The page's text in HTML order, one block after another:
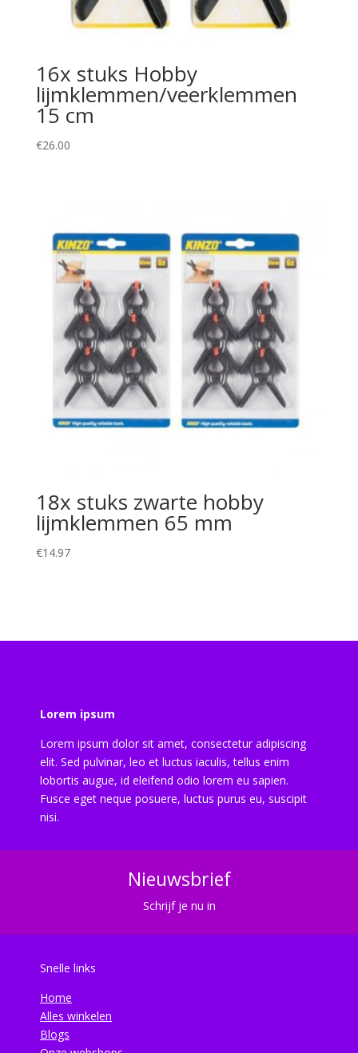
16x stuks Hobby
lijmklemmen/veerklemmen
15 cm
€26.00
18x stuks zwarte hobby
lijmklemmen 65 mm
€14.97
Lorem ipsum
Lorem ipsum dolor sit amet, consectetur adipiscing
elit. Sed pulvinar, leo et luctus iaculis, tellus enim
lobortis augue, id eleifend odio lorem eu sapien.
Fusce eget neque posuere, luctus purus eu, suscipit
nisi.
Nieuwsbrief
Schrijf je nu in
Snelle links
Home
Alles winkelen
Blogs